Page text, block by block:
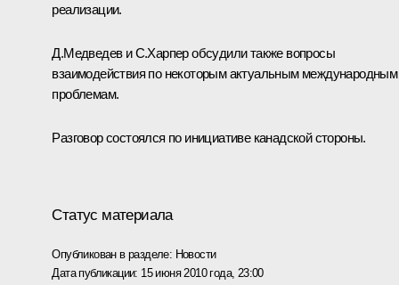
реализации.
Д.Медведев и С.Харпер обсудили также вопросы
взаимодействия по некоторым актуальным международным
проблемам.
Разговор состоялся по инициативе канадской стороны.
Статус материала
Опубликован в разделе: Новости
Дата публикации: 15 июня 2010 года, 23:00